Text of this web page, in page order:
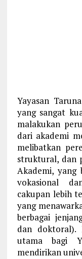
Yayasan
yang sangat
malakukan
dari akademi
melibatkan
struktural, dan
Akademi, yang
vokasional
cakupan lebih
yang
berbagai
dan doktoral).
utama bagi
mendirikan